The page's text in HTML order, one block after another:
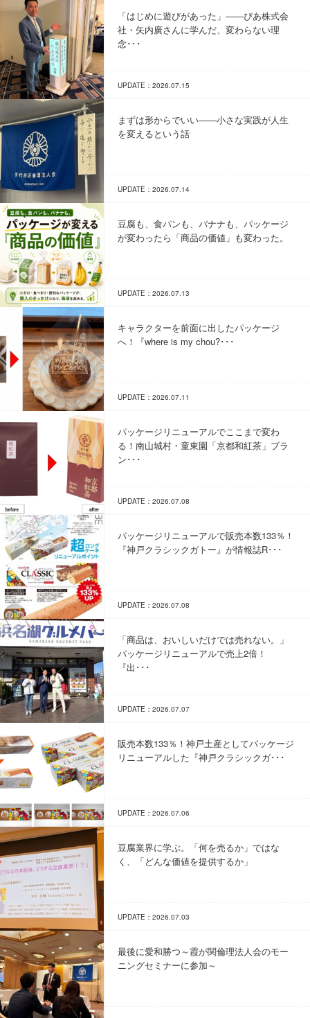
「はじめに遊びがあった」――ぴあ株式会
社・矢内廣さんに学んだ、変わらない理
念･･･
UPDATE：2026.07.15
まずは形からでいい――小さな実践が人生
を変えるという話
UPDATE：2026.07.14
豆腐も、食パンも、バナナも、パッケージ
が変わったら「商品の価値」も変わった。
UPDATE：2026.07.13
キャラクターを前面に出したパッケージ
へ！『where is my chou?･･･
UPDATE：2026.07.11
パッケージリニューアルでここまで変わ
る！南山城村・童東園「京都和紅茶」ブラ
ン･･･
UPDATE：2026.07.08
パッケージリニューアルで販売本数133％！
『神戸クラシックガトー』が情報誌R･･･
UPDATE：2026.07.08
「商品は、おいしいだけでは売れない。」
パッケージリニューアルで売上2倍！
『出･･･
UPDATE：2026.07.07
販売本数133％！神戸土産としてパッケージ
リニューアルした『神戸クラシックガ･･･
UPDATE：2026.07.06
豆腐業界に学ぶ。「何を売るか」ではな
く、「どんな価値を提供するか」
UPDATE：2026.07.03
最後に愛和勝つ～霞が関倫理法人会のモー
ニングセミナーに参加～